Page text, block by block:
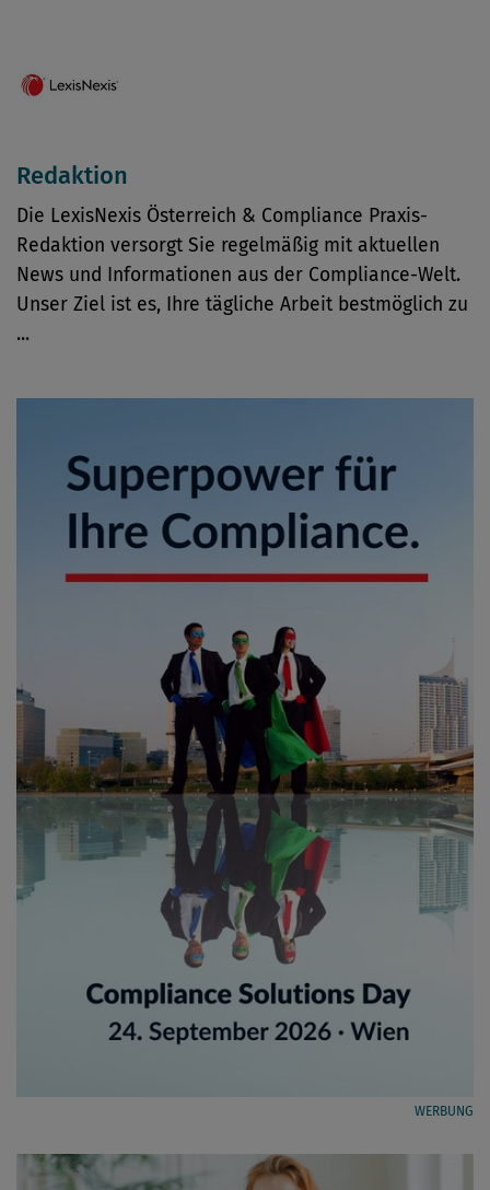
Redaktion
Die LexisNexis Österreich & Compliance Praxis-
Redaktion versorgt Sie regelmäßig mit aktuellen
News und Informationen aus der Compliance-Welt.
Unser Ziel ist es, Ihre tägliche Arbeit bestmöglich zu
...
WERBUNG